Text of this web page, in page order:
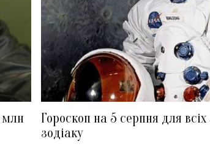
млн
Гороскоп на 5 серпня для всіх
зодіаку